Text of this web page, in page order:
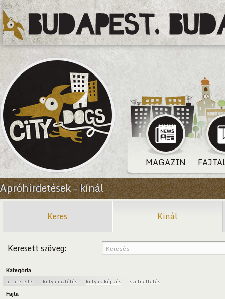
MAGAZIN
Apróhirdetések – kínál
Keres Kínál
Keresett szöveg:
Kategória
állateledel kutyaházfűtés kutyakiképzés szolgaltatás
Fajta